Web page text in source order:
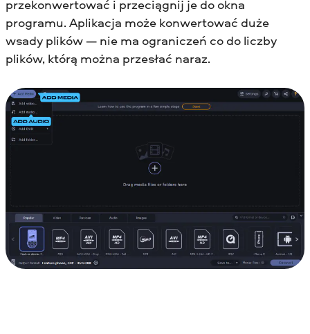
przekonwertować i przeciągnij je do okna
programu. Aplikacja może konwertować duże
wsady plików — nie ma ograniczeń co do liczby
plików, którą można przesłać naraz.